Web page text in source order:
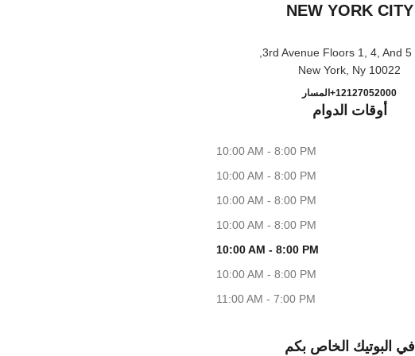
NEW YORK CITY
10022 New York, Ny
اتصال
+12127052000 المسارCHANEL at Bloomingdale's New York City
أوقات الدوام
10:00 AM - 8:00 PM
10:00 AM - 8:00 PM
10:00 AM - 8:00 PM
10:00 AM - 8:00 PM
10:00 AM - 8:00 PM
10:00 AM - 8:00 PM
11:00 AM - 7:00 PM
في البوتيك الخاص بكم